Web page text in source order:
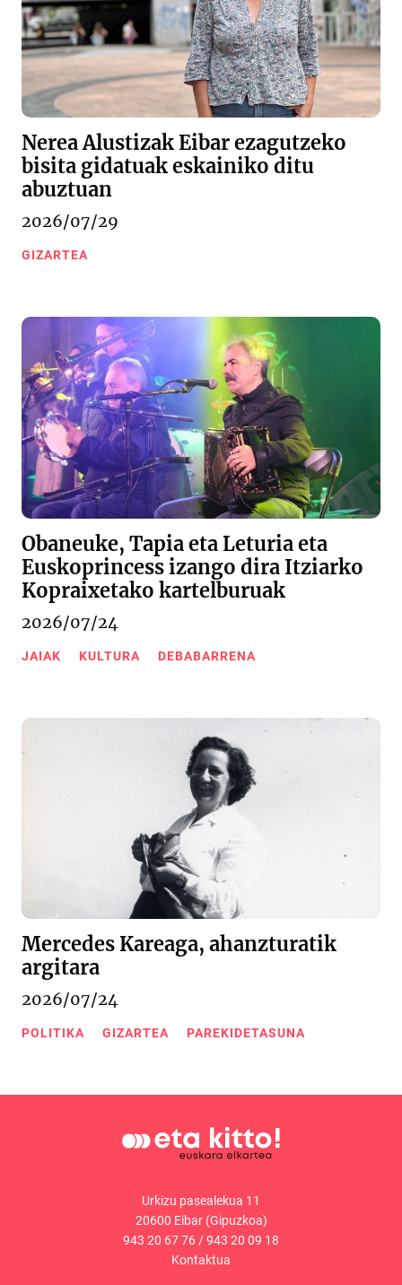
Nerea Alustizak Eibar ezagutzeko
bisita gidatuak eskainiko ditu
abuztuan
2026/07/29
GIZARTEA
Obaneuke, Tapia eta Leturia eta
Euskoprincess izango dira Itziarko
Kopraixetako kartelburuak
2026/07/24
JAIAK KULTURA DEBABARRENA
Mercedes Kareaga, ahanzturatik
argitara
2026/07/24
POLITIKA GIZARTEA PAREKIDETASUNA
Urkizu pasealekua 11
20600 Eibar (Gipuzkoa)
943 20 67 76 /943 20 09 18
Kontaktua